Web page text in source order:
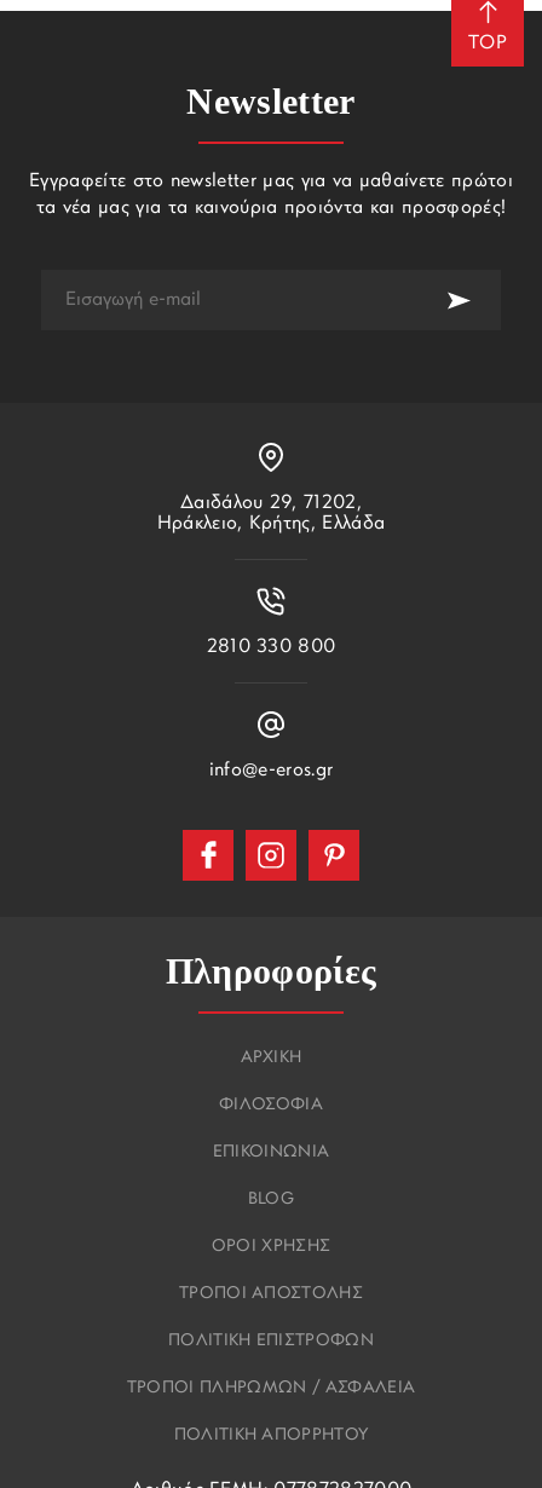
TOP
Πληροφορίες
ΑΡΧΙΚΗ
ΦΙΛΟΣΟΦΙΑ
ΕΠΙΚΟΙΝΩΝΙΑ
BLOG
ΟΡΟΙ ΧΡΗΣΗΣ
ΤΡΟΠΟΙ ΑΠΟΣΤΟΛΗΣ
ΠΟΛΙΤΙΚΗ ΕΠΙΣΤΡΟΦΩΝ
ΤΡΟΠΟΙ ΠΛΗΡΩΜΩΝ / ΑΣΦΑΛΕΙΑ
ΠΟΛΙΤΙΚΗ ΑΠΟΡΡΗΤΟΥ
Δαιδάλου 29, 71202,
Ηράκλειο, Κρήτης, Ελλάδα
2810 330 800
info@e-eros.gr
Newsletter
Εγγραφείτε στο newsletter μας για να μαθαίνετε πρώτοι
τα νέα μας για τα καινούρια προιόντα και προσφορές!